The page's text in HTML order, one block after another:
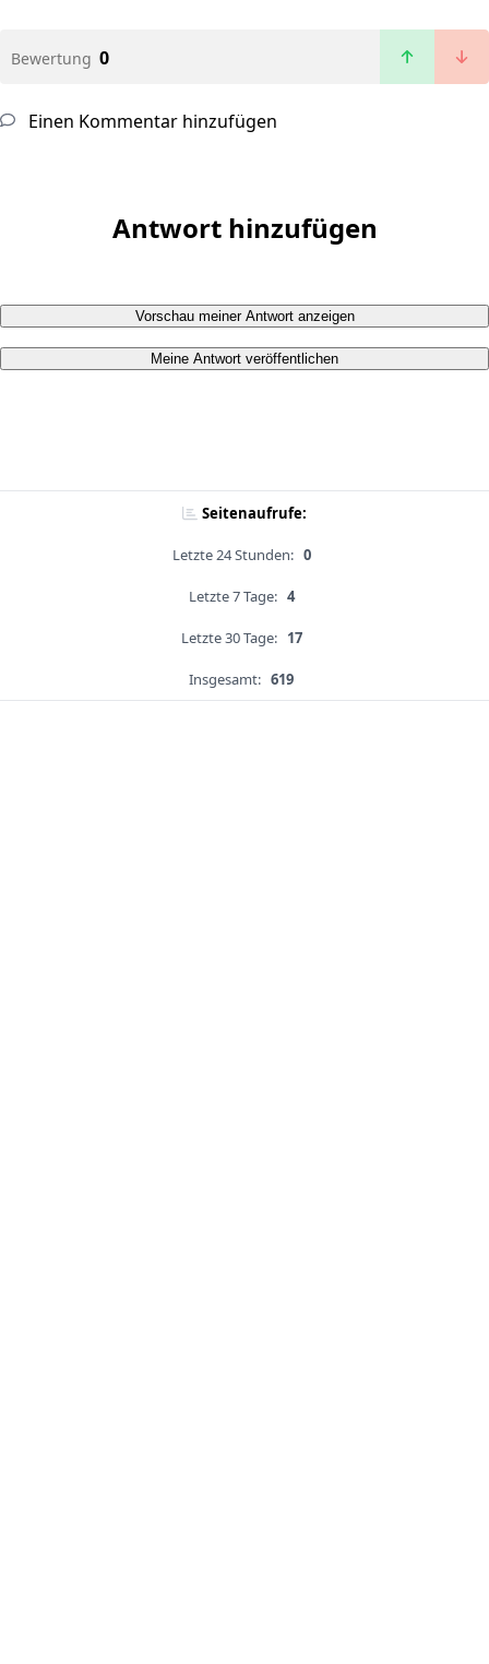
Bewertung 0
Einen Kommentar hinzufügen
Antwort hinzufügen
Vorschau meiner Antwort anzeigen
Meine Antwort veröffentlichen
Seitenaufrufe:
Letzte 24 Stunden: 0
Letzte 7 Tage: 4
Letzte 30 Tage: 17
Insgesamt: 619